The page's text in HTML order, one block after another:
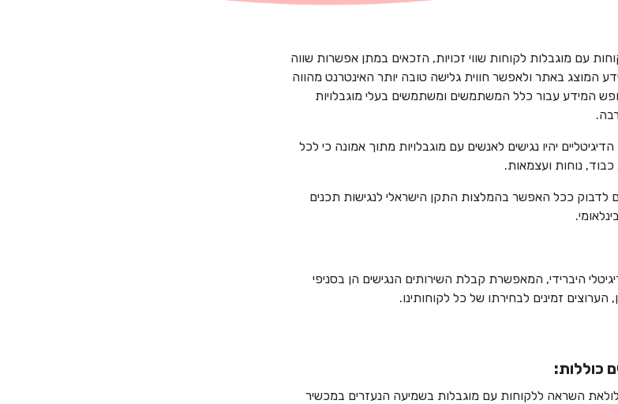
עם מוגבלות לקוחות שווי זכויות, הזכאים במתן אפשרות שווה
המוצג באתר ולאפשר חווית גלישה טובה יותר האינטרנט מהווה
המידע עבור כלל המשתמשים ומשתמשים בעלי מוגבלויות
יהיו נגישים לאנשים עם מוגבלויות מתוך אמונה כי לכל
כבוד, נוחות ועצמאות.
לדבוק ככל האפשר בהמלצות התקן הישראלי לנגישות תכנים
היברידי, המאפשרת קבלת השירותים הנגישים הן בסניפי
זמינים לבחירתו של כל לקוחותינו.
כוללות:
השראה ללקוחות עם מוגבלות בשמיעה הנעזרים במכשיר